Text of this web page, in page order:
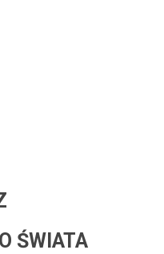
ŚWIATA